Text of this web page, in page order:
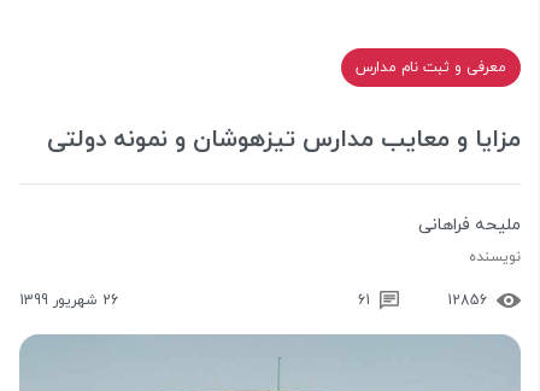
معرفی و ثبت نام مدارس
مزایا و معایب مدارس تیزهوشان و نمونه دولتی
ملیحه فراهانی
نویسنده
12856
61 26 شهریور 1399